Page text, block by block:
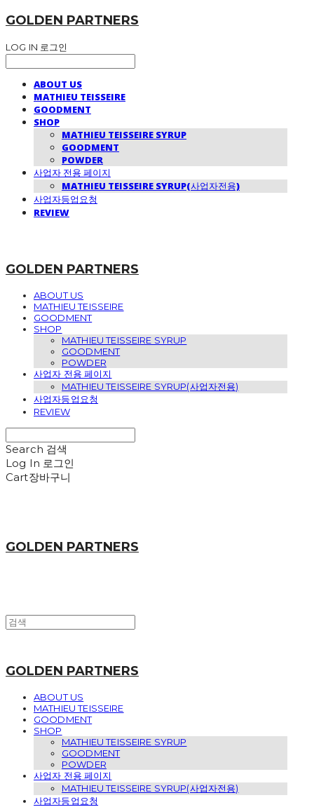
GOLDEN PARTNERS
LOG IN 로그인
ABOUT US
MATHIEU TEISSEIRE
GOODMENT
SHOP
MATHIEU TEISSEIRE SYRUP
GOODMENT
POWDER
사업자 전용 페이지
MATHIEU TEISSEIRE SYRUP(사업자전용)
사업자등업요청
REVIEW
GOLDEN PARTNERS
ABOUT US
MATHIEU TEISSEIRE
GOODMENT
SHOP
MATHIEU TEISSEIRE SYRUP
GOODMENT
POWDER
사업자 전용 페이지
MATHIEU TEISSEIRE SYRUP(사업자전용)
사업자등업요청
REVIEW
Search 검색
Log In 로그인
Cart장바구니
GOLDEN PARTNERS
GOLDEN PARTNERS
ABOUT US
MATHIEU TEISSEIRE
GOODMENT
SHOP
MATHIEU TEISSEIRE SYRUP
GOODMENT
POWDER
사업자 전용 페이지
MATHIEU TEISSEIRE SYRUP(사업자전용)
사업자등업요청